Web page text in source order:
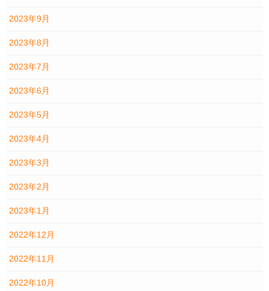
2023年9月
2023年8月
2023年7月
2023年6月
2023年5月
2023年4月
2023年3月
2023年2月
2023年1月
2022年12月
2022年11月
2022年10月